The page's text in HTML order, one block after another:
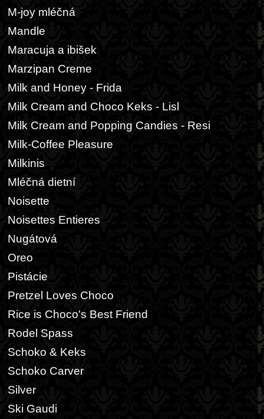
M-joy mléčná
Mandle
Maracuja a ibišek
Marzipan Creme
Milk and Honey - Frida
Milk Cream and Choco Keks - Lisl
Milk Cream and Popping Candies - Resi
Milk-Coffee Pleasure
Milkinis
Mléčná dietní
Noisette
Noisettes Entieres
Nugátová
Oreo
Pistácie
Pretzel Loves Choco
Rice is Choco's Best Friend
Rodel Spass
Schoko & Keks
Schoko Carver
Silver
Ski Gaudi